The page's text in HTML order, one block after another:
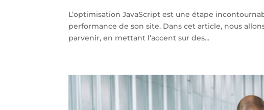
L’optimisation JavaScript est une étape
performance de son site. Dans cet article, nous
parvenir, en mettant l’accent sur des...